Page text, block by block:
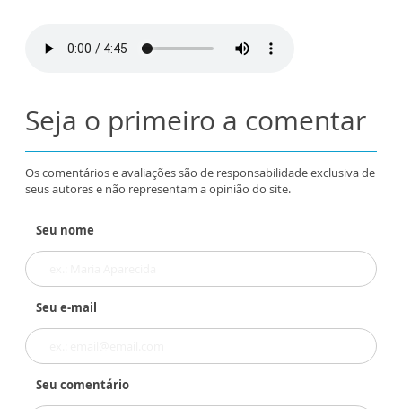
Seja o primeiro a comentar
Os comentários e avaliações são de responsabilidade exclusiva de
seus autores e não representam a opinião do site.
Seu nome
Seu e-mail
Seu comentário